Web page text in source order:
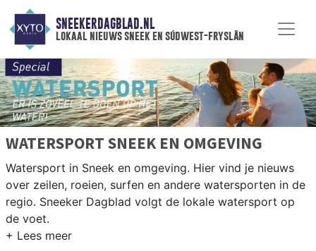
SNEEKERDAGBLAD.NL
lokaal nieuws sneek en súdwest-fryslân
WATERSPORT SNEEK EN OMGEVING
Watersport in Sneek en omgeving. Hier vind je nieuws
over zeilen, roeien, surfen en andere watersporten in de
regio. Sneeker Dagblad volgt de lokale watersport op
de voet.